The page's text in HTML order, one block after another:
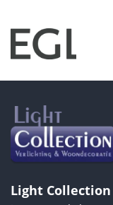
Light Collection